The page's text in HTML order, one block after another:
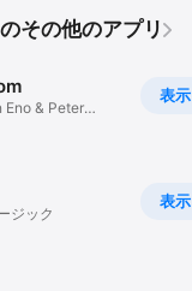
その他のアプリ
表示
Eno & Peter
表示
ジック